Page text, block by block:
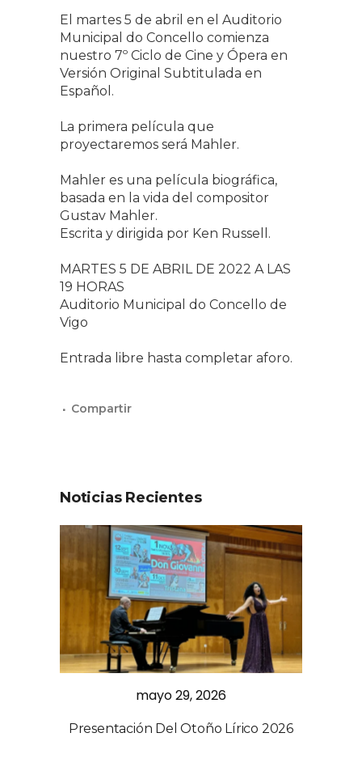
El martes 5 de abril en el Auditorio
Municipal do Concello comienza
nuestro 7º Ciclo de Cine y Ópera en
Versión Original Subtitulada en
Español.
La primera película que
proyectaremos será Mahler.
Mahler es una película biográfica,
basada en la vida del compositor
Gustav Mahler.
Escrita y dirigida por Ken Russell.
MARTES 5 DE ABRIL DE 2022 A LAS
19 HORAS
Auditorio Municipal do Concello de
Vigo
Entrada libre hasta completar aforo.
Noticias Recientes
mayo 29, 2026
Presentación Del Otoño Lírico 2026